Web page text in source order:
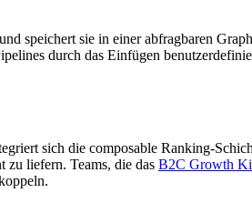
speichert sie in einer abfragbaren
durch das Einfügen
sich die composable Ranking-
zu liefern. Teams, die das B2C Growth